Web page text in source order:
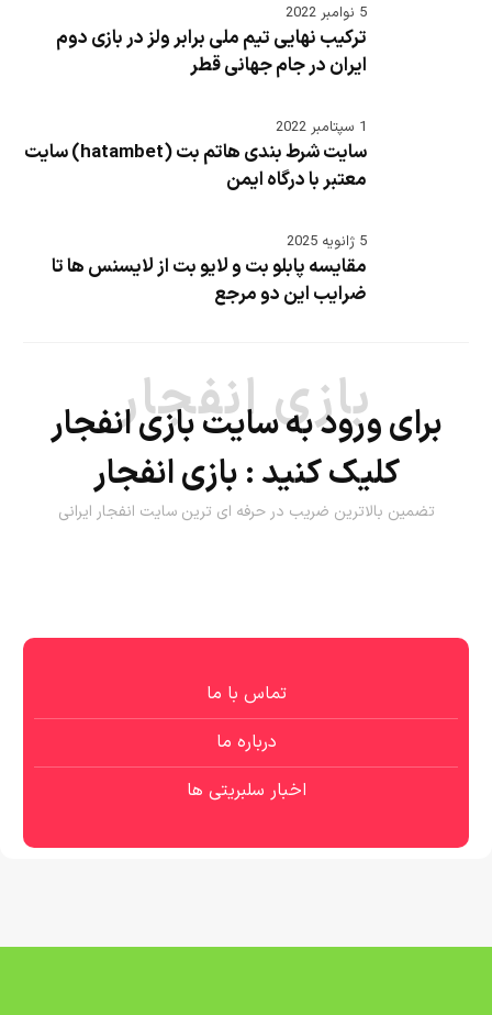
5 نوامبر 2022
ترکیب نهایی تیم ملی برابر ولز در بازی دوم
ایران در جام جهانی قطر
1 سپتامبر 2022
سایت شرط بندی هاتم بت (hatambet) سایت
معتبر با درگاه ایمن
5 ژانویه 2025
مقایسه پابلو بت و لایو بت از لایسنس ها تا
ضرایب این دو مرجع
بازی انفجار
برای ورود به سایت بازی انفجار
کلیک کنید : بازی انفجار
تضمین بالاترین ضریب در حرفه ای ترین سایت انفجار ایرانی
تماس با ما
درباره ما
اخبار سلبریتی ها